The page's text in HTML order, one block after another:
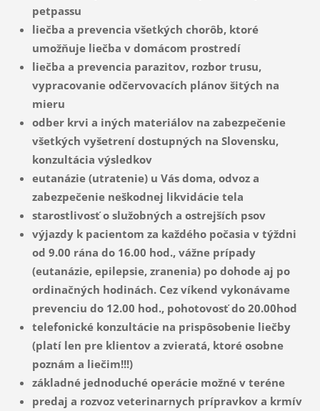
petpassu
liečba a prevencia všetkých chorôb, ktoré
umožňuje liečba v domácom prostredí
liečba a prevencia parazitov, rozbor trusu,
vypracovanie odčervovacích plánov šitých na
mieru
odber krvi a iných materiálov na zabezpečenie
všetkých vyšetrení dostupných na Slovensku,
konzultácia výsledkov
eutanázie (utratenie) u Vás doma, odvoz a
zabezpečenie neškodnej likvidácie tela
starostlivosť o služobných a ostrejších psov
výjazdy k pacientom za každého počasia v týždni
od 9.00 rána do 16.00 hod., vážne prípady
(eutanázie, epilepsie, zranenia) po dohode aj po
ordinačných hodinách. Cez víkend vykonávame
prevenciu do 12.00 hod., pohotovosť do 20.00hod
telefonické konzultácie na prispôsobenie liečby
(platí len pre klientov a zvieratá, ktoré osobne
poznám a liečim!!!)
základné jednoduché operácie možné v teréne
predaj a rozvoz veterinarnych prípravkov a krmív